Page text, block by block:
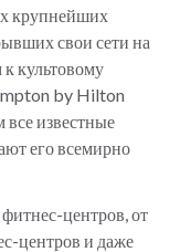
крупнейших
свои сети на
культовому
by Hilton
все известные
его всемирно
центров, от
центров и даже